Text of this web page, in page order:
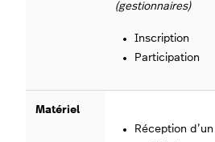
(gestionnaires)
Inscription
Participation
Matériel
Réception